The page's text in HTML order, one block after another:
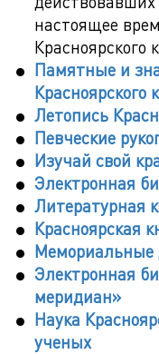
настоящее
Красноярского
Памятные и
Красноярского
Летопись
Певческие
Изучай свой
Электронная
Литературная
Красноярская
Мемориальные
Электронная
меридиан»
Наука
ученых